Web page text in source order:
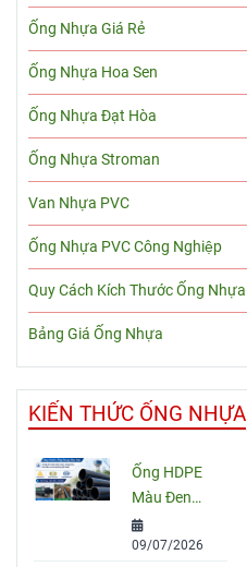
Ống Nhựa Giá Rẻ
Ống Nhựa Hoa Sen
Ống Nhựa Đạt Hòa
Ống Nhựa Stroman
Van Nhựa PVC
Ống Nhựa PVC Công Nghiệp
Quy Cách Kích Thước Ống Nhựa
Bảng Giá Ống Nhựa
KIẾN THỨC ỐNG NHỰA
Ống HDPE
Màu Đen
Sọc Xanh:
Quy Cách,
09/07/2026